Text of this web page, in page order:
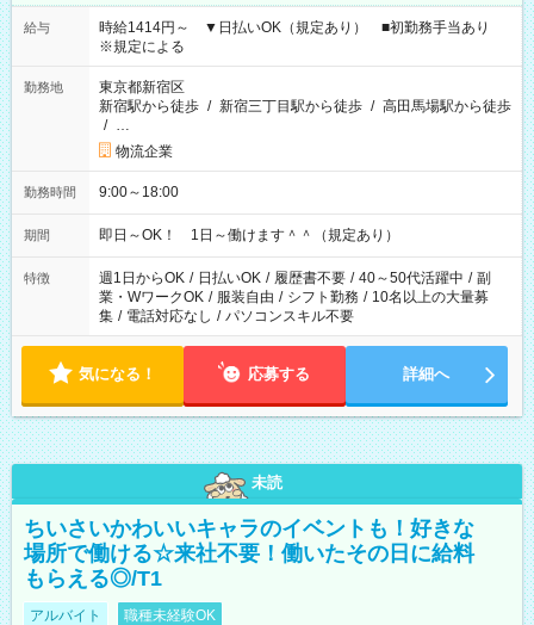
給与
時給1414円～ ▼日払いOK（規定あり） ■初勤務手当あり
※規定による
勤務地
東京都新宿区
新宿駅から徒歩 / 新宿三丁目駅から徒歩 / 高田馬場駅から徒歩
/ …
物流企業
勤務時間 9:00～18:00
期間 即日～OK！ 1日～働けます＾＾（規定あり）
特徴 週1日からOK / 日払いOK / 履歴書不要 / 40～50代活躍中 / 副
業・WワークOK / 服装自由 / シフト勤務 / 10名以上の大量募
集 / 電話対応なし / パソコンスキル不要
気になる！ 応募する 詳細へ
未読
ちいさいかわいいキャラのイベントも！好きな
場所で働ける☆来社不要！働いたその日に給料
もらえる◎/T1
アルバイト 職種未経験OK